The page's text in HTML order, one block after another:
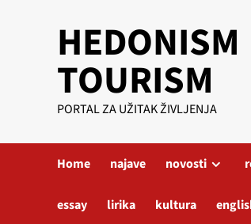
HEDONISM
TOURISM
PORTAL ZA UŽITAK ŽIVLJENJA
Home najave novosti
essay lirika kultura